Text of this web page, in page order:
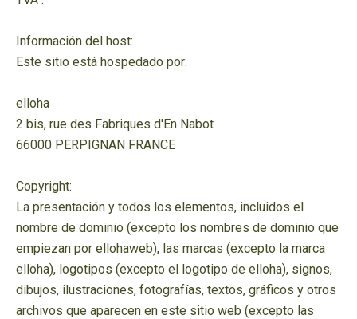
Información del host:
Este sitio está hospedado por:
elloha
2 bis, rue des Fabriques d'En Nabot
66000 PERPIGNAN FRANCE
Copyright:
La presentación y todos los elementos, incluidos el
nombre de dominio (excepto los nombres de dominio que
empiezan por ellohaweb), las marcas (excepto la marca
elloha), logotipos (excepto el logotipo de elloha), signos,
dibujos, ilustraciones, fotografías, textos, gráficos y otros
archivos que aparecen en este sitio web (excepto las